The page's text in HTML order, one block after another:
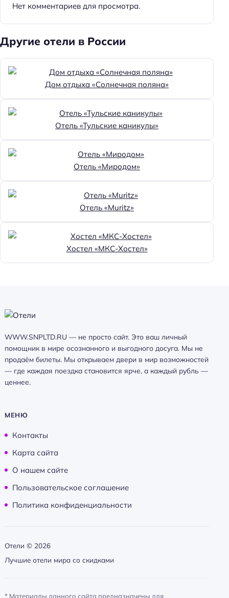
Нет комментариев для просмотра.
Другие отели в России
Дом отдыха «Солнечная поляна»
Отель «Тульские каникулы»
Отель «Миродом»
Отель «Muritz»
Хостел «МКС-Хостел»
WWW.SNPLTD.RU — не просто сайт. Это ваш личный
помощник в мире осознанного и выгодного досуга. Мы не
продаём билеты. Мы открываем двери в мир возможностей
— где каждая поездка становится ярче, а каждый рубль —
ценнее.
МЕНЮ
Контакты
Карта сайта
О нашем сайте
Пользовательское соглашение
Политика конфиденциальности
Отели © 2026
Лучшие отели мира со скидками
* Материалы данного сайта предназначены для